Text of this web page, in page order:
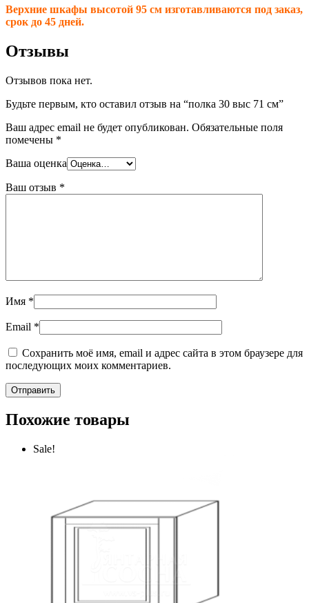
Верхние шкафы высотой 95 см изготавливаются под заказ,
срок до 45 дней.
Отзывы
Отзывов пока нет.
Будьте первым, кто оставил отзыв на “полка 30 выс 71 см”
Ваш адрес email не будет опубликован. Обязательные поля
помечены *
Ваша оценка
Ваш отзыв *
Имя *
Email *
Сохранить моё имя, email и адрес сайта в этом браузере для
последующих моих комментариев.
Похожие товары
Sale!